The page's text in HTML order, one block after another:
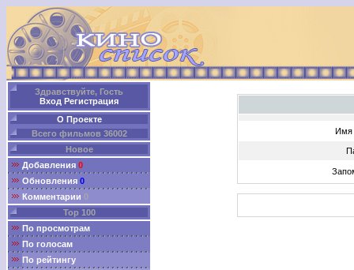
Здравствуйте, Гость
Вход Регистрация
О Проекте
Всего фильмов 36002
Новое
Добавления 0
Обновления 0
Комментарии 0
Top 100
По просмотрам
По голосам
По рейтингу
Имя